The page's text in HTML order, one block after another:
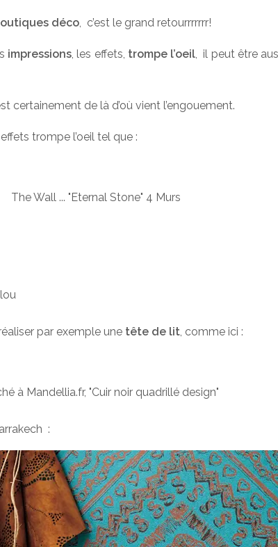
déco, c’est le grand retourrrrrrr!
impressions, les effets, trompe l’oeil, il peut être
certainement de là d’où vient l’engouement.
trompe l’oeil tel que :
The Wall ... "Eternal Stone" 4 Murs
par exemple une tête de lit, comme ici :
à Mandellia.fr, "Cuir noir quadrillé design"
: